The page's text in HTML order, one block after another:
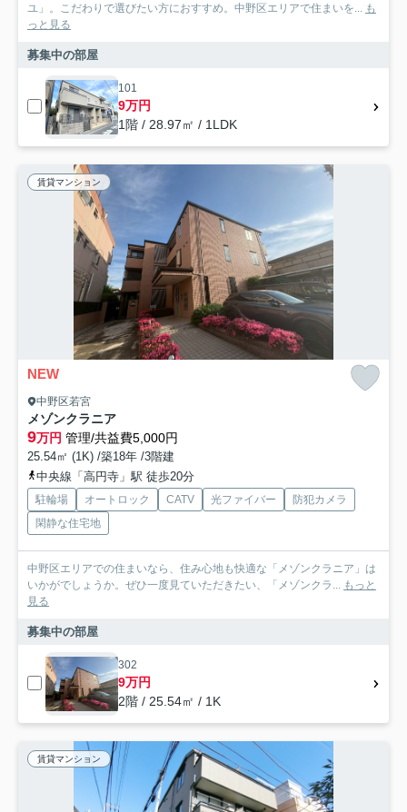
ユ」。こだわりで選びたい方におすすめ。中野区エリアで住まいを... も
っと見る
募集中の部屋
101
9万円
1階 / 28.97㎡ / 1LDK
賃貸マンション
NEW
中野区若宮
メゾンクラニア
9万円 管理/共益費5,000円
25.54㎡ (1K) /築18年 /3階建
中央線「高円寺」駅 徒歩20分
駐輪場 オートロック CATV 光ファイバー
防犯カメラ
閑静な住宅地
中野区エリアでの住まいなら、住み心地も快適な「メゾンクラニア」は
いかがでしょうか。ぜひ一度見ていただきたい、「メゾンクラ... もっと
見る
募集中の部屋
302
9万円
2階 / 25.54㎡ / 1K
賃貸マンション